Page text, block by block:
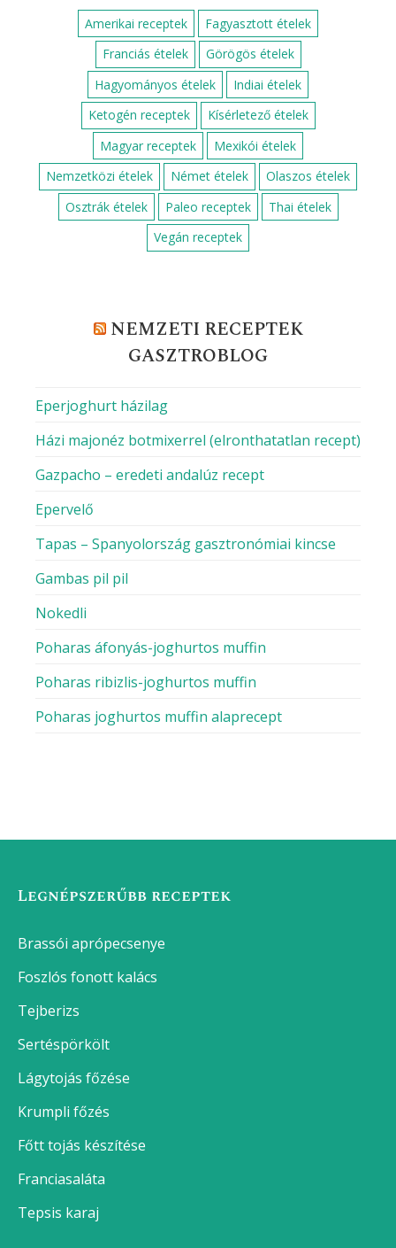
Amerikai receptek
Fagyasztott ételek
Franciás ételek
Görögös ételek
Hagyományos ételek
Indiai ételek
Ketogén receptek
Kísérletező ételek
Magyar receptek
Mexikói ételek
Nemzetközi ételek
Német ételek
Olaszos ételek
Osztrák ételek
Paleo receptek
Thai ételek
Vegán receptek
NEMZETI RECEPTEK
GASZTROBLOG
Eperjoghurt házilag
Házi majonéz botmixerrel (elronthatatlan recept)
Gazpacho – eredeti andalúz recept
Epervelő
Tapas – Spanyolország gasztronómiai kincse
Gambas pil pil
Nokedli
Poharas áfonyás-joghurtos muffin
Poharas ribizlis-joghurtos muffin
Poharas joghurtos muffin alaprecept
Legnépszerűbb receptek
Brassói aprópecsenye
Foszlós fonott kalács
Tejberizs
Sertéspörkölt
Lágytojás főzése
Krumpli főzés
Főtt tojás készítése
Franciasaláta
Tepsis karaj